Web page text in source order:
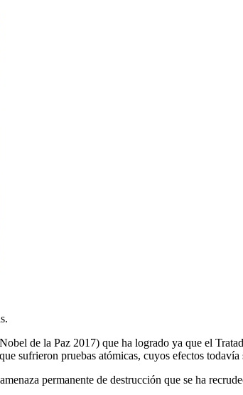
de la Paz 2017) que ha logrado ya que el
sufrieron pruebas atómicas, cuyos efectos todavía
permanente de destrucción que se ha